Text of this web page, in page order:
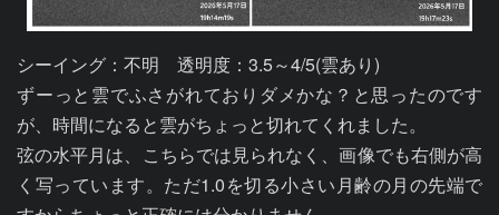
シーイング：不明　透明度：3.5～4/5(雲あり)
ずーっと雲でふさがれておりダメかな？と思ったのです
が、時間になると雲がちょっと切れてくれました。
弦の水平月は、こちらでは見られなく、画像でも右側が高
く写っています。ただ1.0を切る小さい月齢の月の先端で